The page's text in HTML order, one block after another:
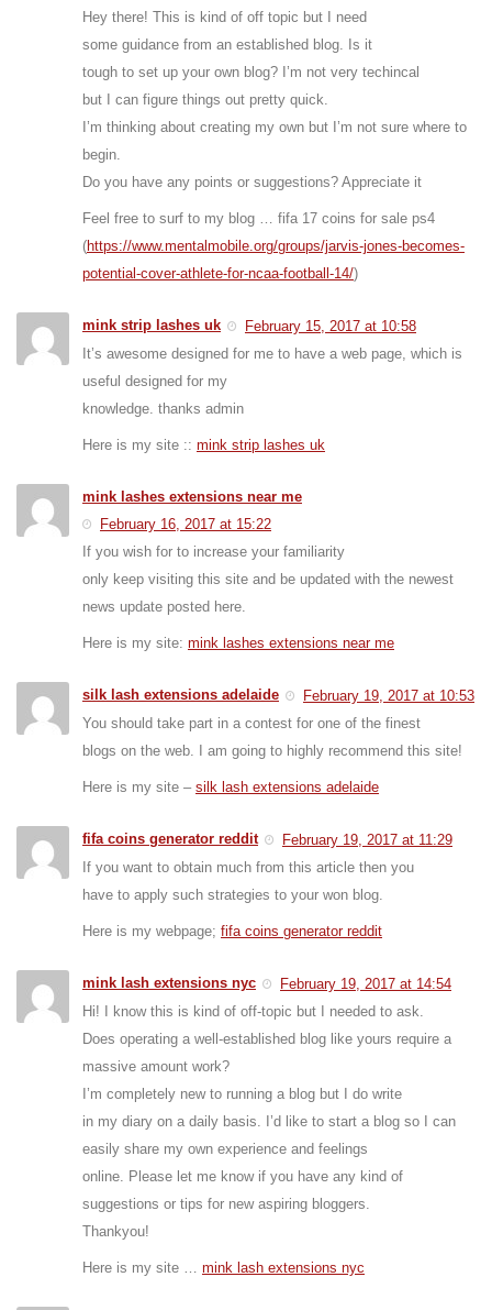
Hey there! This is kind of off topic but I need
some guidance from an established blog. Is it
tough to set up your own blog? I’m not very techincal
but I can figure things out pretty quick.
I’m thinking about creating my own but I’m not sure where to
begin.
Do you have any points or suggestions? Appreciate it
Feel free to surf to my blog … fifa 17 coins for sale ps4
(https://www.mentalmobile.org/groups/jarvis-jones-becomes-
potential-cover-athlete-for-ncaa-football-14/)
mink strip lashes uk
February 15, 2017 at 10:58
It’s awesome designed for me to have a web page, which is
useful designed for my
knowledge. thanks admin
Here is my site :: mink strip lashes uk
mink lashes extensions near me
February 16, 2017 at 15:22
If you wish for to increase your familiarity
only keep visiting this site and be updated with the newest
news update posted here.
Here is my site: mink lashes extensions near me
silk lash extensions adelaide
February 19, 2017 at 10:53
You should take part in a contest for one of the finest
blogs on the web. I am going to highly recommend this site!
Here is my site – silk lash extensions adelaide
fifa coins generator reddit
February 19, 2017 at 11:29
If you want to obtain much from this article then you
have to apply such strategies to your won blog.
Here is my webpage; fifa coins generator reddit
mink lash extensions nyc
February 19, 2017 at 14:54
Hi! I know this is kind of off-topic but I needed to ask.
Does operating a well-established blog like yours require a
massive amount work?
I’m completely new to running a blog but I do write
in my diary on a daily basis. I’d like to start a blog so I can
easily share my own experience and feelings
online. Please let me know if you have any kind of
suggestions or tips for new aspiring bloggers.
Thankyou!
Here is my site … mink lash extensions nyc